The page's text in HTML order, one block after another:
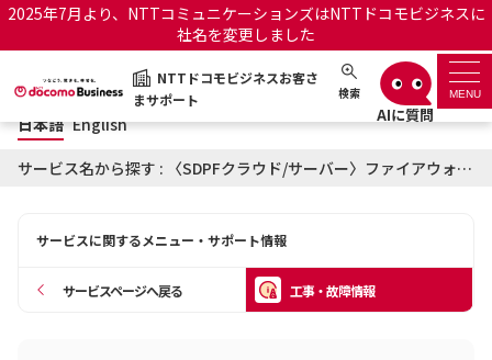
2025年7月より、NTTコミュニケーションズはNTTドコモビジネスに
社名を変更しました
NTTドコモビジネスお客さ
まサポート
検索 MENU
NTTドコモビジネスお客さまサポート 日本語 English
サポートトップ
日本語 English
サービス名から探す : 〈SDPFクラウド/サーバー〉ファイアウォールに関する工事・故障情報
サービスに関するメニュー・サポート情報
サービスページへ戻る 工事・故障情報